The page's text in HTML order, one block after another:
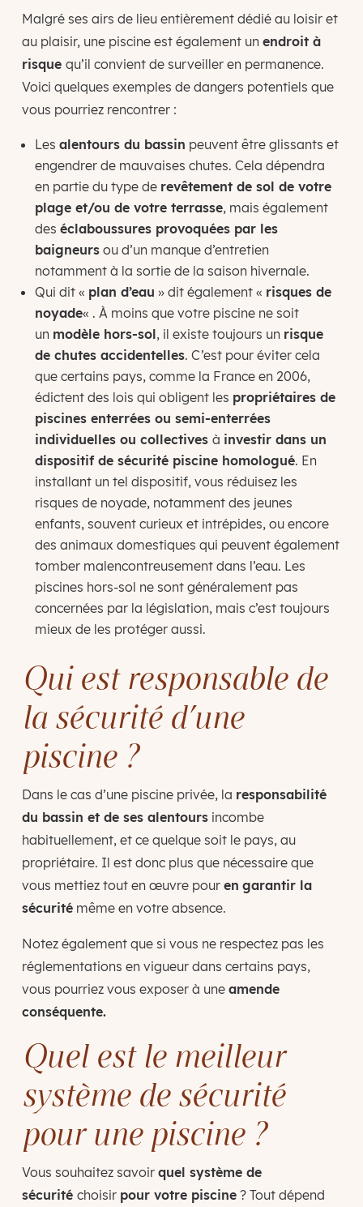
Malgré ses airs de lieu entièrement dédié au loisir et
au plaisir, une piscine est également un endroit à
risque qu’il convient de surveiller en permanence.
Voici quelques exemples de dangers potentiels que
vous pourriez rencontrer :
Les alentours du bassin peuvent être glissants et
engendrer de mauvaises chutes. Cela dépendra
en partie du type de revêtement de sol de votre
plage et/ou de votre terrasse, mais également
des éclaboussures provoquées par les
baigneursou d’un manque d’entretien
notamment à la sortie de la saison hivernale.
Qui dit « plan d’eau » dit également « risques de
noyade« . À moins que votre piscine ne soit
un modèle hors-sol, il existe toujours un risque
de chutes accidentelles. C’est pour éviter cela
que certains pays, comme la France en 2006,
édictent des lois qui obligent les propriétaires de
piscines enterrées ou semi-enterrées
individuelles ou collectives à investir dans un
dispositif de sécurité piscine homologué. En
installant un tel dispositif, vous réduisez les
risques de noyade, notamment des jeunes
enfants, souvent curieux et intrépides, ou encore
des animaux domestiques qui peuvent également
tomber malencontreusement dans l’eau. Les
piscines hors-sol ne sont généralement pas
concernées par la législation, mais c’est toujours
mieux de les protéger aussi.
Qui est responsable de
la sécurité d’une
piscine ?
Dans le cas d’une piscine privée, la responsabilité
du bassin et de ses alentoursincombe
habituellement, et ce quelque soit le pays, au
propriétaire. Il est donc plus que nécessaire que
vous mettiez tout en œuvre pour en garantir la
sécuritémême en votre absence.
Notez également que si vous ne respectez pas les
réglementations en vigueur dans certains pays,
vous pourriez vous exposer à une amende
conséquente.
Quel est le meilleur
système de sécurité
pour une piscine ?
Vous souhaitez savoir quel système de
sécurité choisir pour votre piscine? Tout dépend